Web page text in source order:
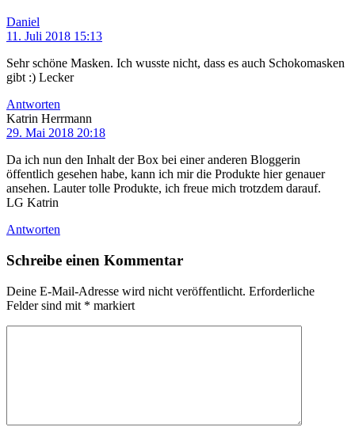
Daniel
11. Juli 2018 15:13
Sehr schöne Masken. Ich wusste nicht, dass es auch Schokomasken
gibt :) Lecker
Antworten
Katrin Herrmann
29. Mai 2018 20:18
Da ich nun den Inhalt der Box bei einer anderen Bloggerin
öffentlich gesehen habe, kann ich mir die Produkte hier genauer
ansehen. Lauter tolle Produkte, ich freue mich trotzdem darauf.
LG Katrin
Antworten
Schreibe einen Kommentar
Deine E-Mail-Adresse wird nicht veröffentlicht. Erforderliche
Felder sind mit * markiert